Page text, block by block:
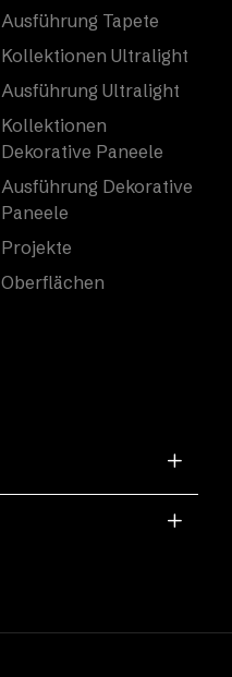
Ausführung Tapete
Kollektionen Ultralight
Ausführung Ultralight
Kollektionen
Dekorative Paneele
Ausführung Dekorative
Paneele
Projekte
Oberflächen